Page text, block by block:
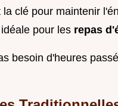
clé pour maintenir
pour les repas
besoin d'heures